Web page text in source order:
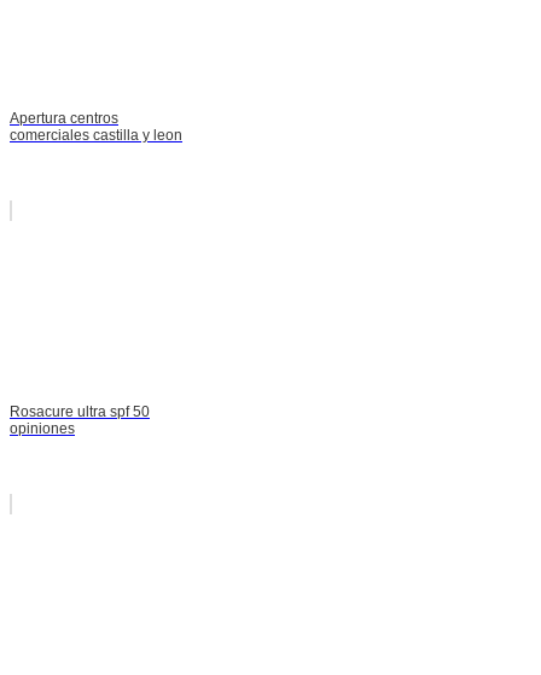
Apertura centros
comerciales castilla y leon
Rosacure ultra spf 50
opiniones